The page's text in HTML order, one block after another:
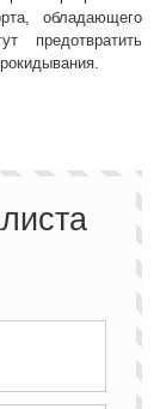
обладающего
предотвратить